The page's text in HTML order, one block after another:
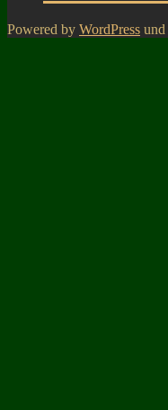
Powered by WordPress und